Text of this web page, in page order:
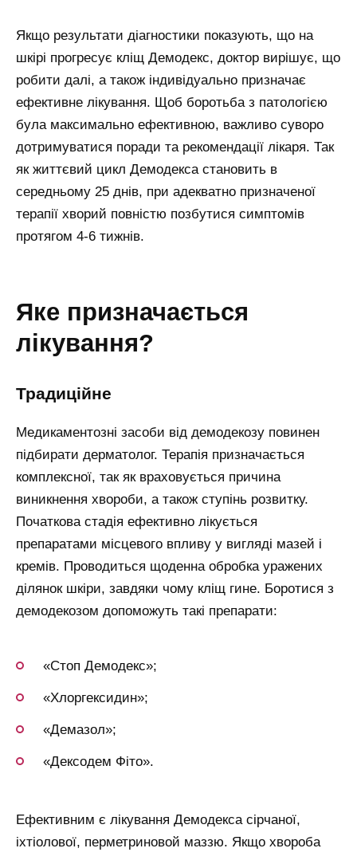
Якщо результати діагностики показують, що на
шкірі прогресує кліщ Демодекс, доктор вирішує, що
робити далі, а також індивідуально призначає
ефективне лікування. Щоб боротьба з патологією
була максимально ефективною, важливо суворо
дотримуватися поради та рекомендації лікаря. Так
як життєвий цикл Демодекса становить в
середньому 25 днів, при адекватно призначеної
терапії хворий повністю позбутися симптомів
протягом 4-6 тижнів.
яке призначається
лікування?
традиційне
Медикаментозні засоби від демодекозу повинен
підбирати дерматолог. Терапія призначається
комплексної, так як враховується причина
виникнення хвороби, а також ступінь розвитку.
Початкова стадія ефективно лікується
препаратами місцевого впливу у вигляді мазей і
кремів. Проводиться щоденна обробка уражених
ділянок шкіри, завдяки чому кліщ гине. Боротися з
демодекозом допоможуть такі препарати:
«Стоп Демодекс»;
«Хлоргексидин»;
«Демазол»;
«Дексодем Фіто».
Ефективним є лікування Демодекса сірчаної,
іхтіолової, перметриновой маззю. Якщо хвороба